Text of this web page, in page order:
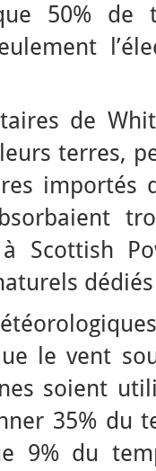
50% de
de
terres,
importés
Scottish
le vent
soient
35% du
9% du